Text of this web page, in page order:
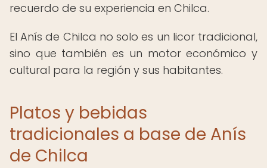
recuerdo de su experiencia en Chilca.
El Anís de Chilca no solo es un licor tradicional,
sino que también es un motor económico y
cultural para la región y sus habitantes.
Platos y bebidas
tradicionales a base de Anís
de Chilca